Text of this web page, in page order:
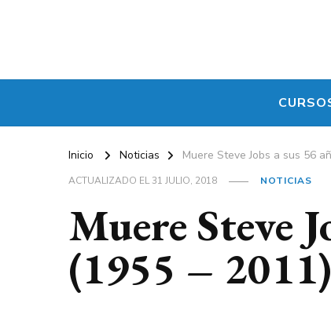
Inicio Noticias Muere Steve Jobs a sus 56
ACTUALIZADO EL31 JULIO, 2018 NOTICIAS
Muere Steve
(1955 – 2011)